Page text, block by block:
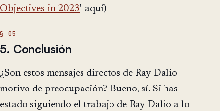
Objectives in 2023" aquí)
5. Conclusión
¿Son estos mensajes directos de Ray Dalio
motivo de preocupación? Bueno, sí. Si has
estado siguiendo el trabajo de Ray Dalio a lo